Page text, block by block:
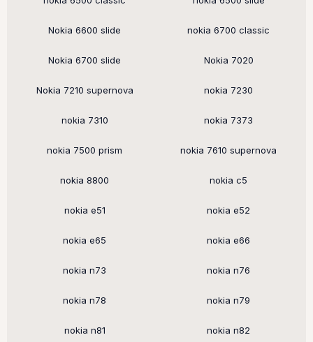
Nokia 6600 slide nokia 6700 classic
Nokia 6700 slide Nokia 7020
Nokia 7210 supernova nokia 7230
nokia 7310 nokia 7373
nokia 7500 prism nokia 7610 supernova
nokia 8800 nokia c5
nokia e51 nokia e52
nokia e65 nokia e66
nokia n73 nokia n76
nokia n78 nokia n79
nokia n81 nokia n82